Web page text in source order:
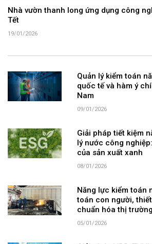
Nhà vườn thanh long ứng dụng công
Tết
19/01/2026
Quản lý kiểm toán
quốc tế và hàm ý
Nam
09/01/2026
Giải pháp tiết kiệm
lý nước công
của sản xuất xanh
08/01/2026
Năng lực kiểm toán
toán con người,
chuẩn hóa thị trường
05/01/2026